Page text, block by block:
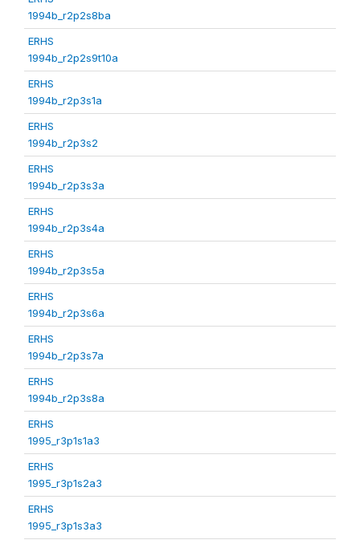
1994b_r2p2s8ba
ERHS
1994b_r2p2s9t10a
ERHS
1994b_r2p3s1a
ERHS
1994b_r2p3s2
ERHS
1994b_r2p3s3a
ERHS
1994b_r2p3s4a
ERHS
1994b_r2p3s5a
ERHS
1994b_r2p3s6a
ERHS
1994b_r2p3s7a
ERHS
1994b_r2p3s8a
ERHS
1995_r3p1s1a3
ERHS
1995_r3p1s2a3
ERHS
1995_r3p1s3a3